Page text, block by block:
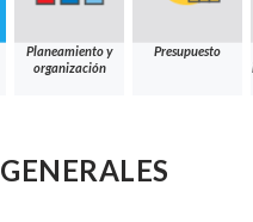
Planeamiento y
organización
Presupuesto